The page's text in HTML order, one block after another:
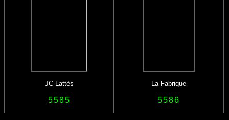
JC Lattès La Fabrique
5585 5586